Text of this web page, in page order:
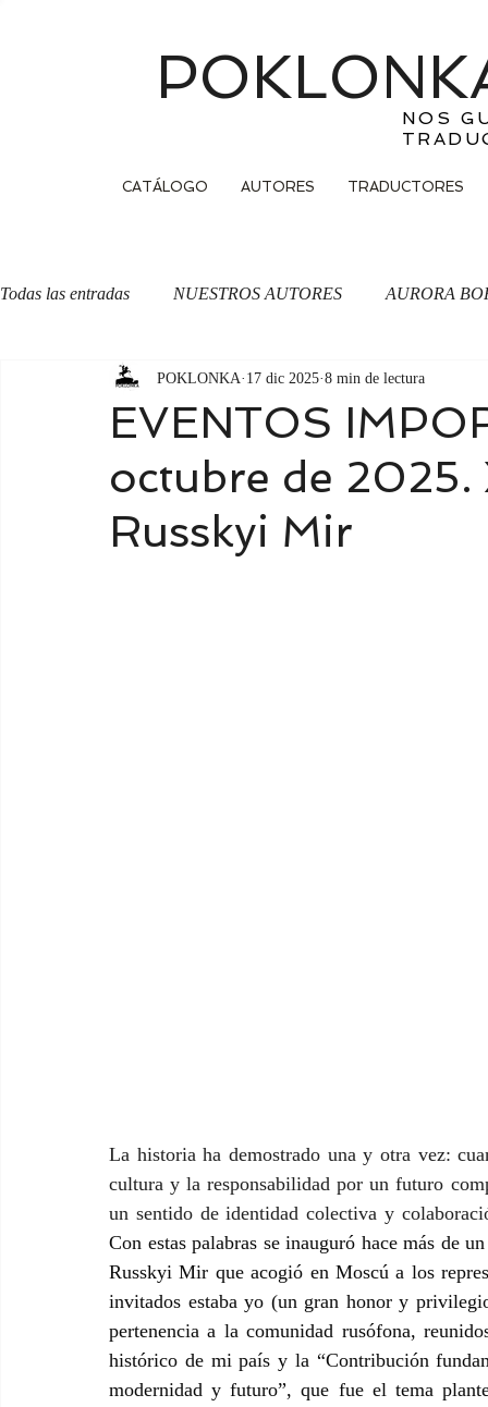
NOS
CATÁLOGO AUTORES TRADUCTORES
Todas las entradas NUESTROS AUTORES AURORA
OTRA CARA DE LA MONEDA Traducción
EVENTOS
octubre de 2025.
Russkyi Mir
POKLONKA 17 dic 2025 8 min de lectura
La historia ha demostrado una y otra vez:
cultura y la responsabilidad por un futuro
un sentido de identidad colectiva y
Con estas palabras se inauguró hace más de
Russkyi Mir que acogió en Moscú a los
invitados estaba yo (un gran honor y
pertenencia a la comunidad rusófona,
histórico de mi país y la “Contribución
modernidad y futuro”, que fue el tema